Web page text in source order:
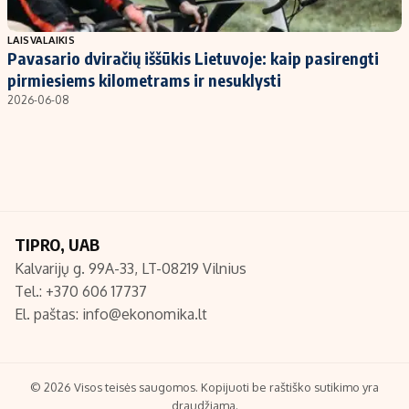
Populiarios temos
Investavimas
Akcijų rinka
Titulinis
Nedarbo išmokos skaičiuoklė
Redakcija
Turinio žymėjimo taisyklės
LAISVALAIKIS
Pavasario dviračių iššūkis Lietuvoje: kaip pasirengti
pirmiesiems kilometrams ir nesuklysti
2026-06-08
TIPRO, UAB
Kalvarijų g. 99A-33, LT-08219 Vilnius
Tel.: +370 606 17737
El. paštas: info@ekonomika.lt
© 2026 Visos teisės saugomos. Kopijuoti be raštiško sutikimo yra
draudžiama.